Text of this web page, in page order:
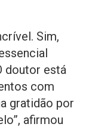
Sim,
doutor está
com
gratidão por
afirmou